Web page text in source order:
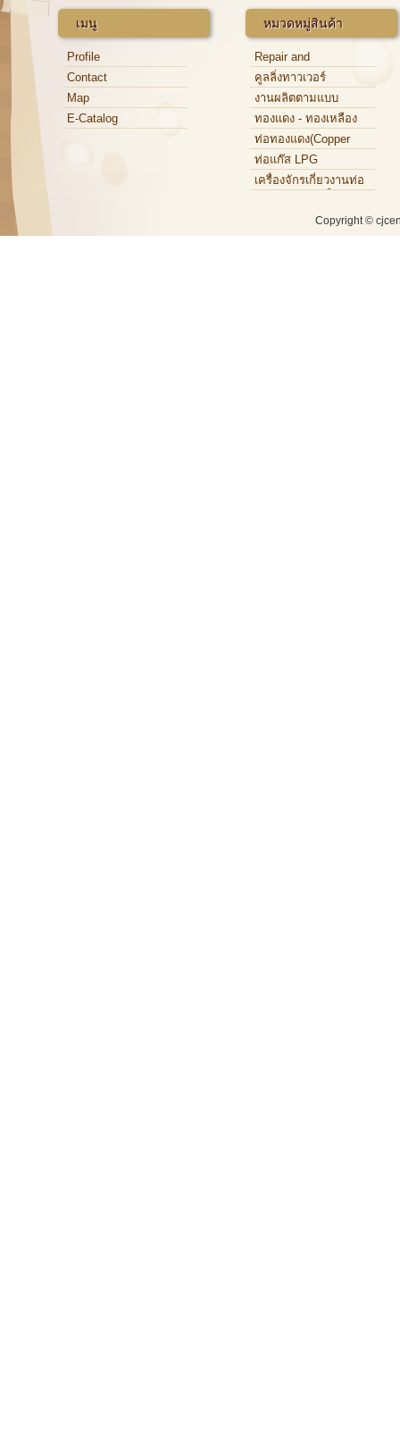
เมนู
Profile
Contact
Map
E-Catalog
หมวดหมู่สินค้า
Repair and
Maintenance
คูลลิ่งทาวเวอร์
งานผลิตตามแบบ
ทองแดง - ทองเหลือง
ท่อทองแดง(Copper
Tube)
ท่อแก๊ส LPG
เครื่องจักรเกี่ยวงานท่อ
Copyright ©